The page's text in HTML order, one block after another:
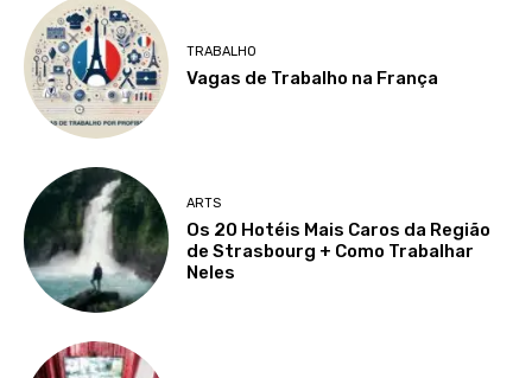
TRABALHO
Vagas de Trabalho na França
ARTS
Os 20 Hotéis Mais Caros da Região
de Strasbourg + Como Trabalhar
Neles